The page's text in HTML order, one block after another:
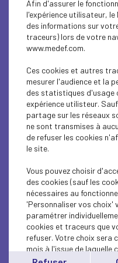
SOCIAL
CSR
PARITY-DIVERSITY
ECONOMY
ECONOMY
MEDEF LIFE
MEDEF LIFE
MEDEF LIFE
ECONOMY
Afin d'assurer le
l'expérience utilisateur, le
des informations sur
traceurs) lors de votre
www.medef.com.
Ces cookies et autres
mesurer l'audience et la
des statistiques d'usage
expérience utilisteur.
partage sur les réseaux
ne sont transmises à
de refuser les cookies
le site.
Vous pouvez choisir
des cookies (sauf les
nécessaires au
'Personnaliser vos choix'
paramétrer
cookies et traceurs que
refuser. Votre choix sera
mois à l'issue de laquelle
affiché..